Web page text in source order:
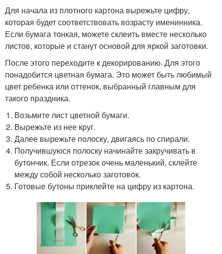
Для начала из плотного картона вырежьте цифру,
которая будет соответствовать возрасту именинника.
Если бумага тонкая, можете склеить вместе несколько
листов, которые и станут основой для яркой заготовки.
После этого переходите к декорированию. Для этого
понадобится цветная бумага. Это может быть любимый
цвет ребенка или оттенок, выбранный главным для
такого праздника.
Возьмите лист цветной бумаги.
Вырежьте из нее круг.
Далее вырежьте полоску, двигаясь по спирали.
Получившуюся полоску начинайте закручивать в
бутончик. Если отрезок очень маленький, склейте
между собой несколько заготовок.
Готовые бутоны приклейте на цифру из картона.